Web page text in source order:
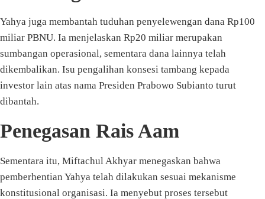
Yahya juga membantah tuduhan penyelewengan dana Rp100
miliar PBNU. Ia menjelaskan Rp20 miliar merupakan
sumbangan operasional, sementara dana lainnya telah
dikembalikan. Isu pengalihan konsesi tambang kepada
investor lain atas nama Presiden Prabowo Subianto turut
dibantah.
Penegasan Rais Aam
Sementara itu, Miftachul Akhyar menegaskan bahwa
pemberhentian Yahya telah dilakukan sesuai mekanisme
konstitusional organisasi. Ia menyebut proses tersebut